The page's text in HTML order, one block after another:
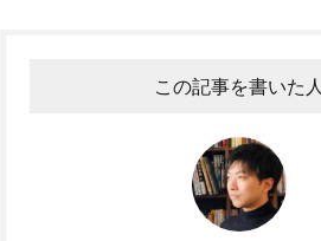
この記事を書いた人